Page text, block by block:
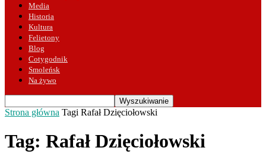
Media
Historia
Kultura
Felietony
Blog
Cotygodnik
Smoleńsk
Na żywo
Strona główna Tagi Rafał Dzięciołowski
Tag: Rafał Dzięciołowski